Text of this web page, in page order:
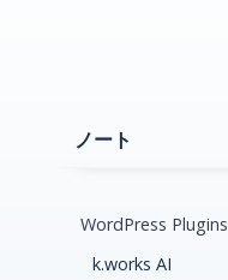
ノート
WordPress Plugins
k.works AI